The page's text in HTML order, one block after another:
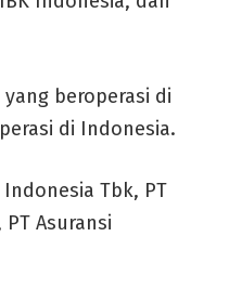
beroperasi di
di Indonesia.
Tbk, PT
Asuransi